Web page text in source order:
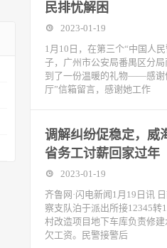
民排忧解困
2023-01-19
1月10日，在第三个“中国人
子，广州市公安局番禺区分
到了一份温暖的礼物——感谢
厅”信箱留言，感谢她工作
调解纠纷促稳定，威
省务工讨薪回家过年
2023-01-19
齐鲁网·闪电新闻1月19日讯
察支队泊于派出所接12345转
村改造项目地下车库负责修
欠工资。民警接警后